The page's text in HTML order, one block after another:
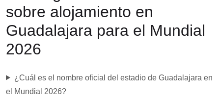
sobre alojamiento en
Guadalajara para el Mundial
2026
¿Cuál es el nombre oficial del estadio de Guadalajara en
el Mundial 2026?